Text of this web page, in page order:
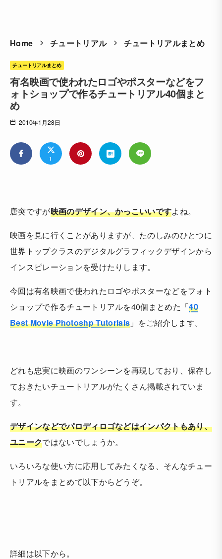
Home チュートリアル チュートリアルまとめ
チュートリアルまとめ
有名映画で使われたロゴやポスターなどをフ
ォトショップで作るチュートリアル40個まと
め
2010年1月28日
1
唐突ですが映画のデザイン、かっこいいですよね。
映画を見に行くことがありますが、たのしみのひとつに
世界トップクラスのデジタルグラフィックデザインから
インスピレーションを受けたりします。
今回は有名映画で使われたロゴやポスターなどをフォト
ショップで作るチュートリアルを40個まとめた「40
Best Movie Photoshp Tutorials 」をご紹介します。
どれも忠実に映画のワンシーンを再現しており、保存し
ておきたいチュートリアルがたくさん掲載されていま
す。
デザインなどでパロディロゴなどはインパクトもあり、
ユニークではないでしょうか。
いろいろな使い方に応用してみたくなる、そんなチュー
トリアルをまとめて以下からどうぞ。
詳細は以下から。